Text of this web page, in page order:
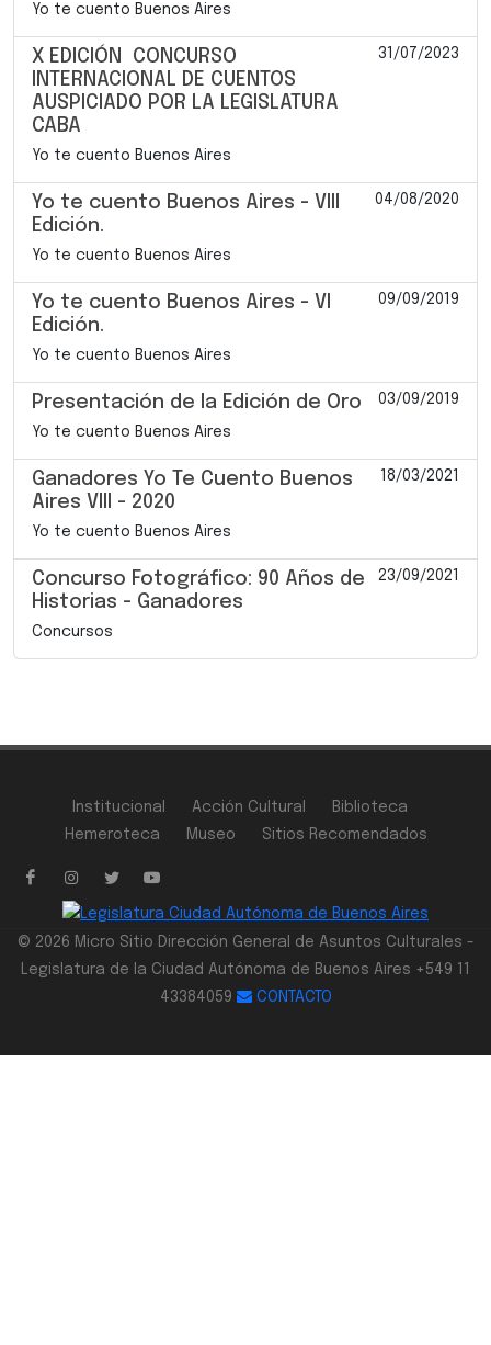
Yo te cuento Buenos Aires
X EDICIÓN CONCURSO
INTERNACIONAL DE CUENTOS
AUSPICIADO POR LA LEGISLATURA
CABA
31/07/2023
Yo te cuento Buenos Aires
Yo te cuento Buenos Aires - VIII
Edición.
04/08/2020
Yo te cuento Buenos Aires
Yo te cuento Buenos Aires - VI
Edición.
09/09/2019
Yo te cuento Buenos Aires
Presentación de la Edición de Oro 03/09/2019
Yo te cuento Buenos Aires
Ganadores Yo Te Cuento Buenos
Aires VIII - 2020
18/03/2021
Yo te cuento Buenos Aires
Concurso Fotográfico: 90 Años de
Historias - Ganadores
23/09/2021
Concursos
Institucional Acción Cultural
Biblioteca
Hemeroteca
Museo Sitios Recomendados
© 2026 Micro Sitio Dirección General de Asuntos Culturales -
Legislatura de la Ciudad Autónoma de Buenos Aires +549 11
43384059
CONTACTO